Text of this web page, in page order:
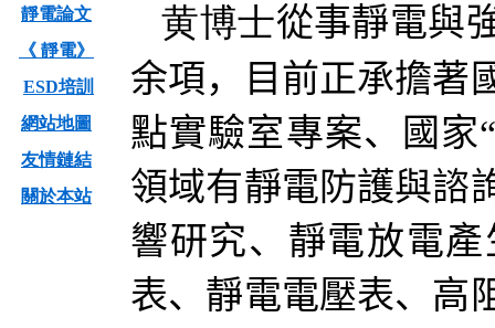
靜電論文
《 靜電》
ESD培訓
網站地圖
友情鏈結
關於本站
黄博士從事靜電與
余項，目前正承擔著
點實驗室專案、國家
領域有靜電防護與諮
響研究、靜電放電
表、靜電電壓表、高